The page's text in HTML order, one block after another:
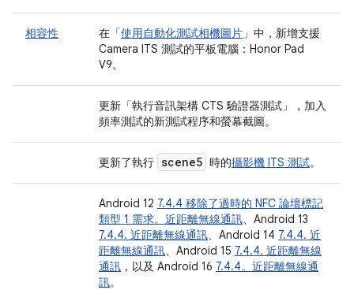
相容性 在「使用自動化測試相機圖片 」中，新增支援
Camera ITS 測試的平板電腦：Honor Pad
V9。
更新「執行音訊架構 CTS 驗證器測試」
，加入
頻率測試的新測試程序和螢幕截圖。
更新了執行 scene5 時的攝影機 ITS 測試。
Android 12 7.4.4 移除了過時的 NFC 論壇標記
類型 1 需求。近距離無線通訊、Android 13
7.4.4. 近距離無線通訊、Android 14 7.4.4. 近
距離無線通訊、Android 15 7.4.4. 近距離無線
通訊 ，以及 Android 16 7.4.4。近距離無線通
訊。